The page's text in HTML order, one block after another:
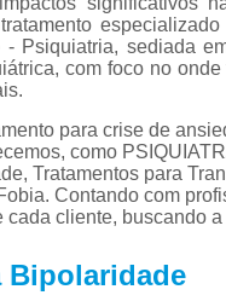
Tratamentos
para
Psiquiatria, sediada
com foco no
para crise de
como
Tratamentos para
Contando com
cliente, buscando
Bipolaridade